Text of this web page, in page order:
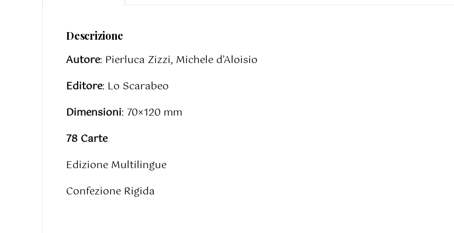
Descrizione
Autore: Pierluca Zizzi, Michele d’Aloisio
Editore: Lo Scarabeo
Dimensioni: 70×120 mm
78 Carte
Edizione Multilingue
Confezione Rigida